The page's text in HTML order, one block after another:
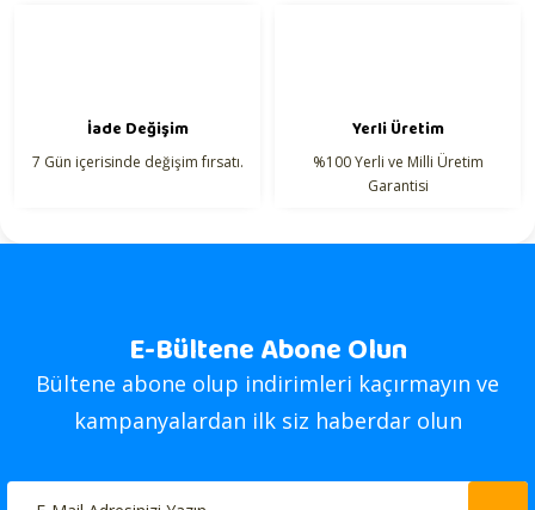
İade Değişim
7 Gün içerisinde değişim fırsatı.
Yerli Üretim
%100 Yerli ve Milli Üretim
Garantisi
E-Bültene Abone Olun
Bültene abone olup indirimleri kaçırmayın ve
kampanyalardan ilk siz haberdar olun